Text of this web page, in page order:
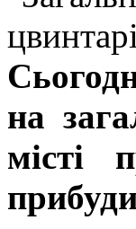
на
місті